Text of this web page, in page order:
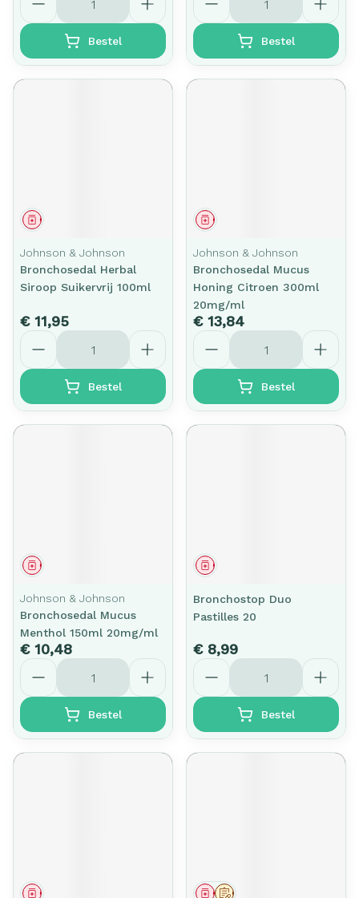
Bestel Bestel
Geneesmiddel
Johnson & Johnson
Bronchosedal Herbal
Siroop Suikervrij 100ml
€ 11,95
Aantal
Bestel
Geneesmiddel
Johnson & Johnson
Bronchosedal Mucus
Honing Citroen 300ml
20mg/ml
€ 13,84
Aantal
Bestel
Geneesmiddel
Johnson & Johnson
Bronchosedal Mucus
Menthol 150ml 20mg/ml
€ 10,48
Aantal
Bestel
Geneesmiddel
Bronchostop Duo
Pastilles 20
€ 8,99
Aantal
Bestel
Geneesmiddel Op voorschrift
Geneesmiddel